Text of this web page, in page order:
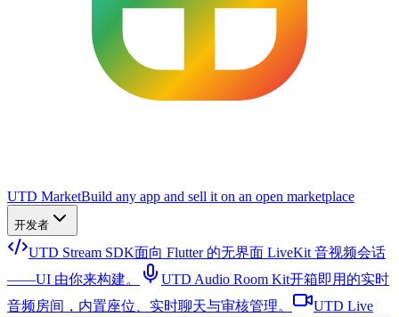
UTD MarketBuild any app and sell it on an open marketplace
开发者
UTD Stream SDK面向 Flutter 的无界面 LiveKit 音视频会话
——UI 由你来构建。
UTD Audio Room Kit开箱即用的实时
音频房间，内置座位、实时聊天与审核管理。
UTD Live